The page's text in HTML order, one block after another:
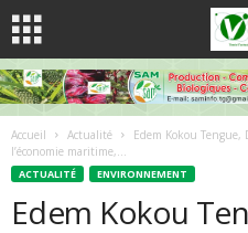
Accueil Actualité
Edem Kokou
l’économie maritime,...
ACTUALITÉ ENVIRONNEMENT
Edem Kokou